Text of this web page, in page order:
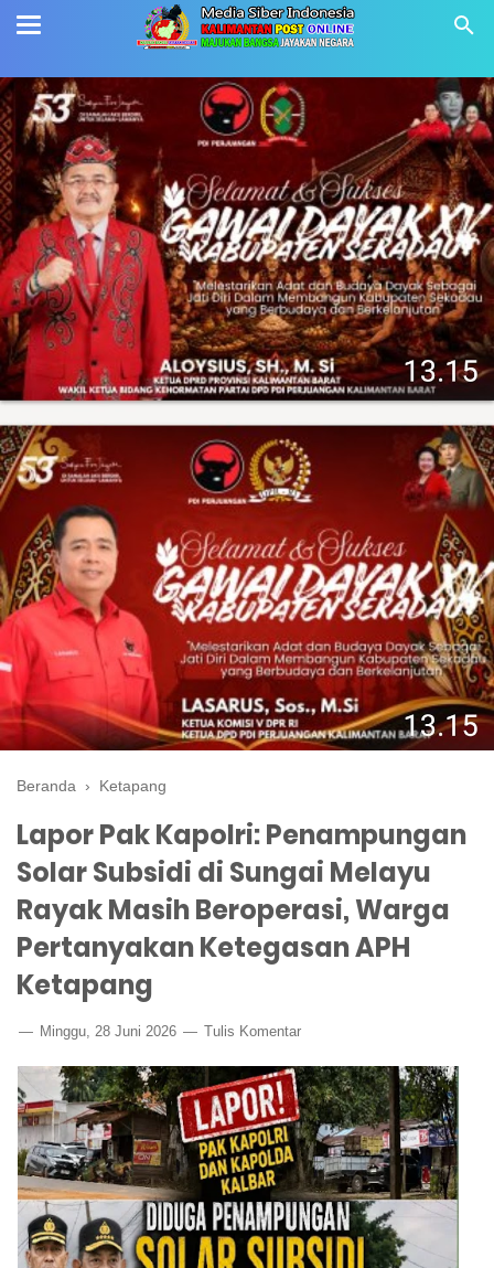
Beranda › Ketapang
Lapor Pak Kapolri: Penampungan
Solar Subsidi di Sungai Melayu
Rayak Masih Beroperasi, Warga
Pertanyakan Ketegasan APH
Ketapang
Minggu, 28 Juni 2026 Tulis Komentar